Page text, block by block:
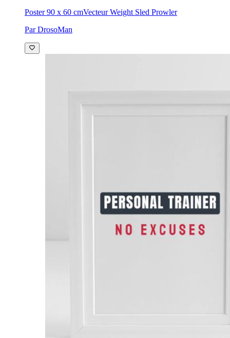
Poster 90 x 60 cmVecteur Weight Sled Prowler
Par DrosoMan